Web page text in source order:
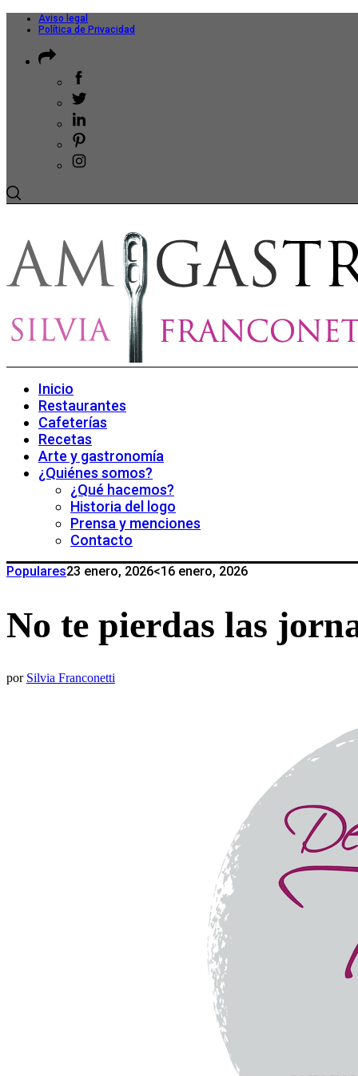
Aviso legal
Política de Privacidad
Inicio
Restaurantes
Cafeterías
Recetas
Arte y gastronomía
¿Quiénes somos?
¿Qué hacemos?
Historia del logo
Prensa y menciones
Contacto
Populares23 enero, 2026<16 enero, 2026
No te pierdas las
por Silvia Franconetti